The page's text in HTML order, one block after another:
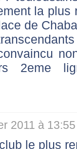
la
de
2eme
2011 à 13:55
le plus